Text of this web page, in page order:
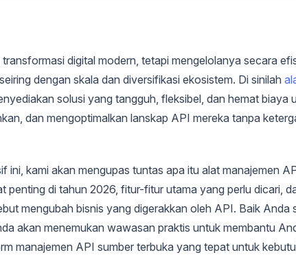
digital modern, tetapi mengelolanya secara
dengan skala dan diversifikasi ekosistem. Di sinilah
solusi yang tangguh, fleksibel, dan hemat biaya
dan mengoptimalkan lanskap API mereka tanpa
ini, kami akan mengupas tuntas apa itu alat manajemen
penting di tahun 2026, fitur-fitur utama yang perlu dicari,
mengubah bisnis yang digerakkan oleh API. Baik Anda
akan menemukan wawasan praktis untuk membantu
manajemen API sumber terbuka yang tepat untuk